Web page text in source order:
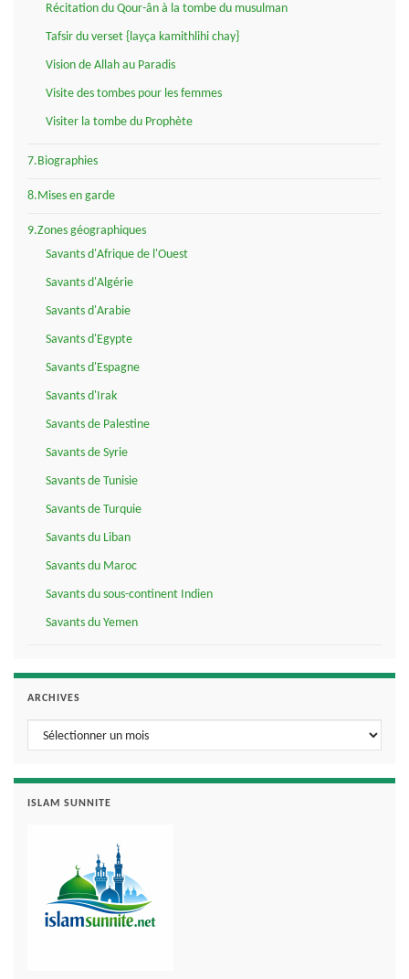
Récitation du Qour-ân à la tombe du musulman
Tafsir du verset {layça kamithlihi chay}
Vision de Allah au Paradis
Visite des tombes pour les femmes
Visiter la tombe du Prophète
7.Biographies
8.Mises en garde
9.Zones géographiques
Savants d'Afrique de l'Ouest
Savants d'Algérie
Savants d'Arabie
Savants d'Egypte
Savants d'Espagne
Savants d'Irak
Savants de Palestine
Savants de Syrie
Savants de Tunisie
Savants de Turquie
Savants du Liban
Savants du Maroc
Savants du sous-continent Indien
Savants du Yemen
ARCHIVES
Archives
ISLAM SUNNITE